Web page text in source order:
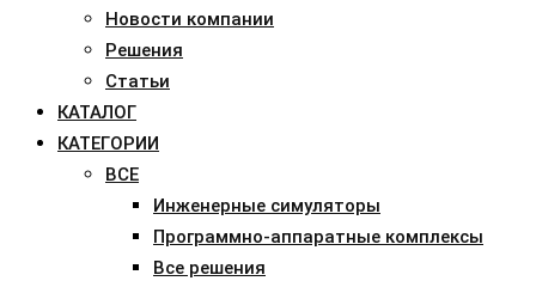
Новости компании
Решения
Статьи
КАТАЛОГ
КАТЕГОРИИ
ВСЕ
Инженерные симуляторы
Программно-аппаратные комплексы
Все решения